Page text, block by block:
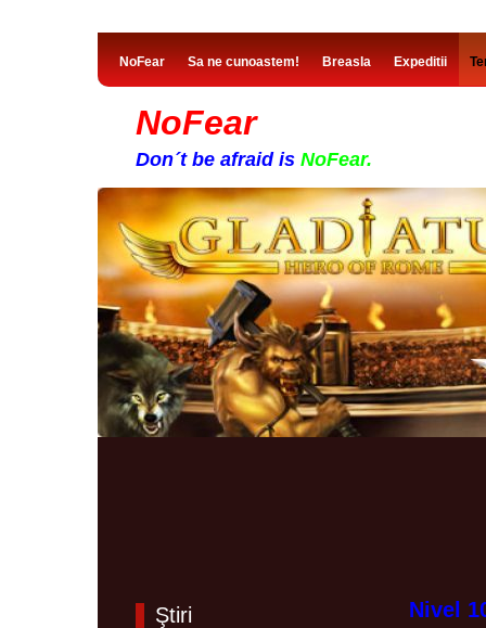
NoFear Sa ne cunoastem! Breasla Expeditii
NoFear
Don´t be afraid is NoFear.
Nivel
Ştiri